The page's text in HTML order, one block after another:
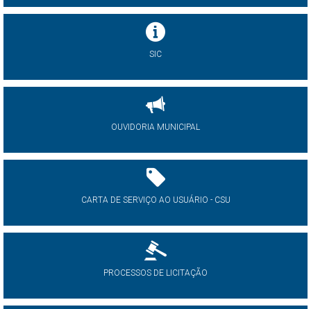
SIC
OUVIDORIA MUNICIPAL
CARTA DE SERVIÇO AO USUÁRIO - CSU
PROCESSOS DE LICITAÇÃO